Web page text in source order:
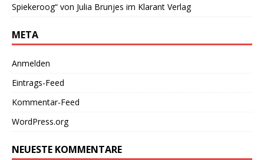
Spiekeroog“ von Julia Brunjes im Klarant Verlag
META
Anmelden
Eintrags-Feed
Kommentar-Feed
WordPress.org
NEUESTE KOMMENTARE